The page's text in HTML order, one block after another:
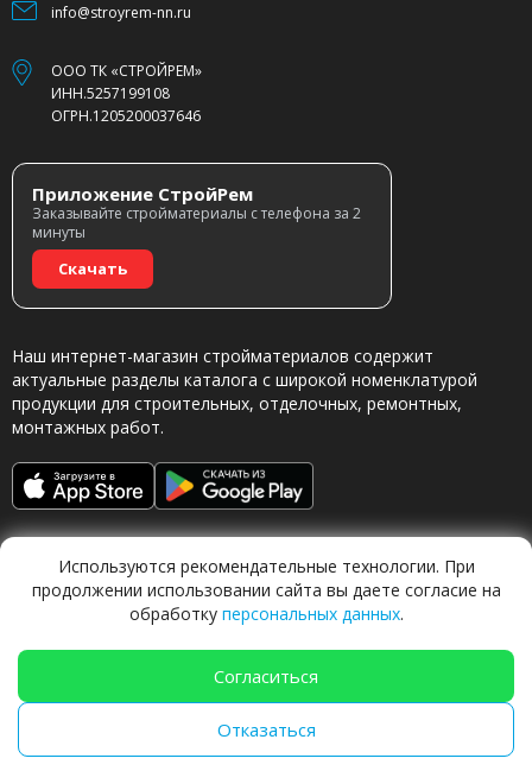
info@stroyrem-nn.ru
ООО ТК «СТРОЙРЕМ»
ИНН.5257199108
ОГРН.1205200037646
Приложение СтройРем
Заказывайте стройматериалы с телефона за 2
минуты
Скачать
Наш интернет-магазин стройматериалов содержит
актуальные разделы каталога с широкой номенклатурой
продукции для строительных, отделочных, ремонтных,
монтажных работ.
Обращаясь в наш магазин, вы даете согласие на
ИИ система 🍐Груша
Используются рекомендательные технологии. При
продолжении использовании сайта вы даете согласие на
обработку персональных данных.
Согласиться
Отказаться